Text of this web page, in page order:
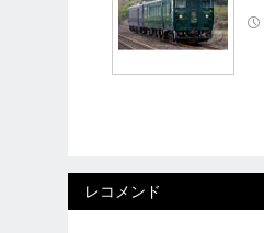
レコメンド